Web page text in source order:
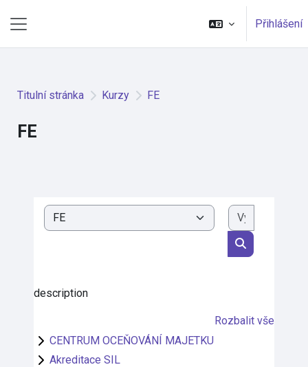
Přihlášení
Titulní stránka Kurzy FE
FE
Kategorie kurzů
Vyhledat
description
Rozbalit vše
CENTRUM OCEŇOVÁNÍ MAJETKU
Akreditace SIL